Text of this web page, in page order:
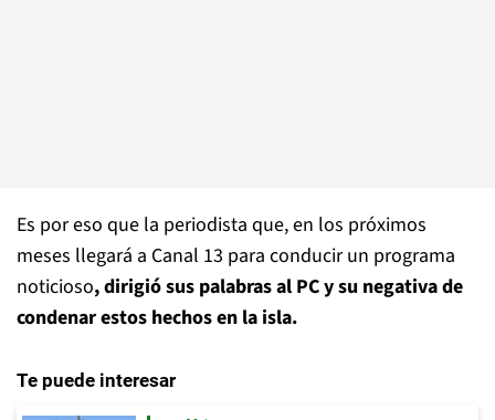
Es por eso que la periodista que, en los próximos
meses llegará a Canal 13 para conducir un programa
noticioso, dirigió sus palabras al PC y su negativa de
condenar estos hechos en la isla.
Te puede interesar